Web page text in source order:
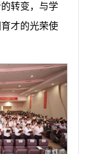
转变，与学
才的光荣使